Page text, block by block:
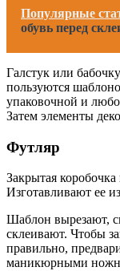
Популярные
обувь перед
Галстук или
пользуются
упаковочной и
Затем элементы
Футляр
Закрытая
Изготавливают ее
Шаблон вырезают,
склеивают. Чтобы
правильно,
маникюрными